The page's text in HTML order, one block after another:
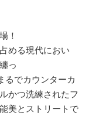
！
める現代におい
っ
るでカウンターカ
かつ洗練されたフ
美とストリートで